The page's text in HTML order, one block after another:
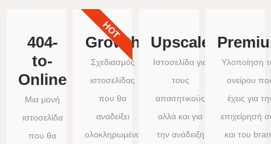
404-
to-
Online
Μια μονή
ιστοσελίδα
που θα
Growth
Σχεδιασμός
ιστοσελίδας
που θα
αναδείξει
ολοκληρωμένα
ΗΟΤ
Upscale
Ιστοσελίδα για
τους
απαιτητικούς
αλλά και για
την ανάδειξη
Υλοποίηση
ονείρου
έχεις για
επιχείρησή
και του